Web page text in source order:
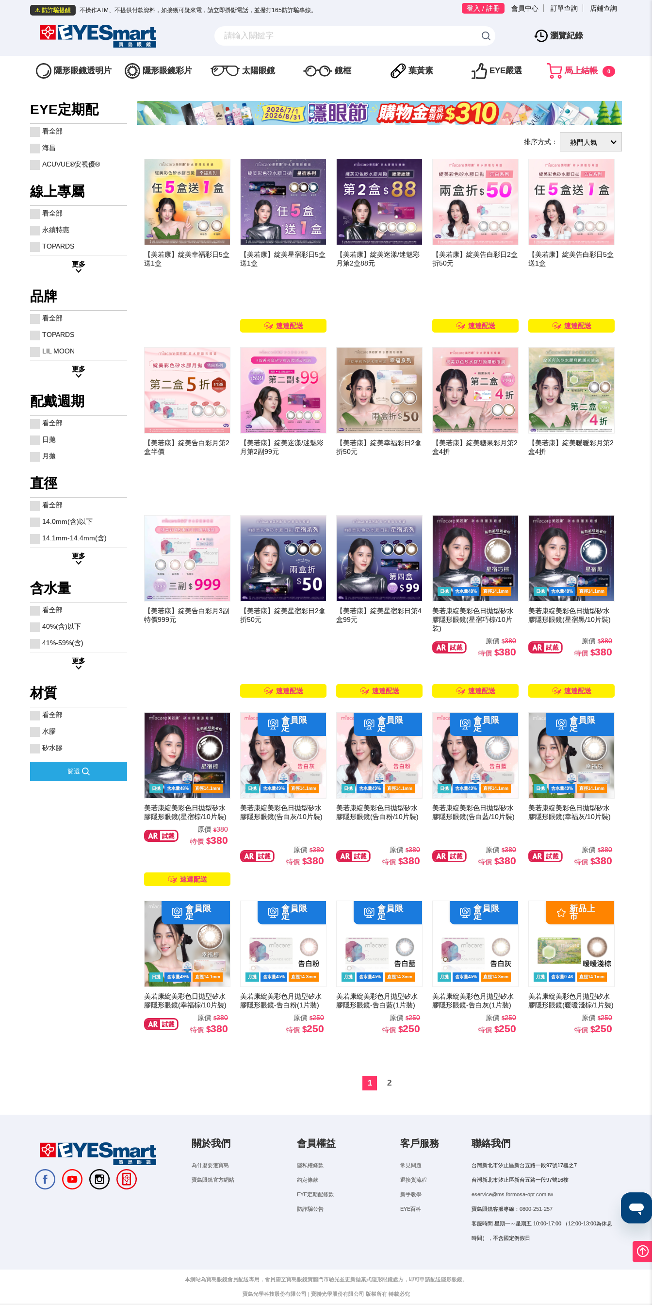
⚠️ 防詐騙提醒 不操作ATM、不提供付款資料，如接獲可疑來電，請立即掛斷電話，並撥打165防詐騙專線。 登入 / 註冊 會員中心 訂單查詢 店鋪查詢
瀏覽紀錄
隱形眼鏡透明片 隱形眼鏡彩片 太陽眼鏡 鏡框 葉黃素 EYE嚴選 馬上結帳 0
EYE定期配
看全部
海昌
ACUVUE®安視優®
線上專屬
看全部
永續特惠
TOPARDS
更多
品牌
看全部
TOPARDS
LIL MOON
更多
配戴週期
看全部
日拋
月拋
直徑
看全部
14.0mm(含)以下
14.1mm-14.4mm(含)
更多
含水量
看全部
40%(含)以下
41%-59%(含)
更多
材質
看全部
水膠
矽水膠
篩選
排序方式：
【美若康】綻美幸福彩日5盒
送1盒
【美若康】綻美星宿彩日5盒
送1盒
速達配送
【美若康】綻美迷漾/迷魅彩
月第2盒88元
【美若康】綻美告白彩日2盒
折50元
速達配送
【美若康】綻美告白彩日5盒
送1盒
速達配送
【美若康】綻美告白彩月第2
盒半價
【美若康】綻美迷漾/迷魅彩
月第2副99元
【美若康】綻美幸福彩日2盒
折50元
【美若康】綻美糖果彩月第2
盒4折
【美若康】綻美暖暖彩月第2
盒4折
【美若康】綻美告白彩月3副
特價999元
【美若康】綻美星宿彩日2盒
折50元
速達配送
【美若康】綻美星宿彩日第4
盒99元
速達配送
日拋 含水量48% 直徑14.1mm
美若康綻美彩色日拋型矽水
膠隱形眼鏡(星宿巧棕/10片
裝)
原價
380
特價
380
速達配送
日拋 含水量48% 直徑14.1mm
美若康綻美彩色日拋型矽水
膠隱形眼鏡(星宿黑/10片裝)
原價
380
特價
380
速達配送
日拋 含水量48% 直徑14.1mm
美若康綻美彩色日拋型矽水
膠隱形眼鏡(星宿棕/10片裝)
原價
380
特價
380
速達配送
日拋 含水量49% 直徑14.1mm
美若康綻美彩色日拋型矽水
膠隱形眼鏡(告白灰/10片裝)
原價
380
特價
380
日拋 含水量49% 直徑14.1mm
美若康綻美彩色日拋型矽水
膠隱形眼鏡(告白粉/10片裝)
原價
380
特價
380
日拋 含水量49% 直徑14.1mm
美若康綻美彩色日拋型矽水
膠隱形眼鏡(告白藍/10片裝)
原價
380
特價
380
日拋 含水量49% 直徑14.1mm
美若康綻美彩色日拋型矽水
膠隱形眼鏡(幸福灰/10片裝)
原價
380
特價
380
日拋 含水量49% 直徑14.1mm
美若康綻美彩色日拋型矽水
膠隱形眼鏡(幸福棕/10片裝)
原價
380
特價
380
月拋 含水量45% 直徑14.3mm
美若康綻美彩色月拋型矽水
膠隱形眼鏡-告白粉(1片裝)
原價
250
特價
250
月拋 含水量45% 直徑14.3mm
美若康綻美彩色月拋型矽水
膠隱形眼鏡-告白藍(1片裝)
原價
250
特價
250
月拋 含水量45% 直徑14.3mm
美若康綻美彩色月拋型矽水
膠隱形眼鏡-告白灰(1片裝)
原價
250
特價
250
月拋 含水量0.46 直徑14.1mm
美若康綻美彩色月拋型矽水
膠隱形眼鏡(暖暖淺棕/1片裝)
原價
250
特價
250
1 2
關於我們
為什麼要選寶島
寶島眼鏡官方網站
會員權益
隱私權條款
約定條款
EYE定期配條款
防詐騙公告
客戶服務
常見問題
退換貨流程
新手教學
EYE百科
聯絡我們
台灣新北市汐止區新台五路一段97號17樓之7
台灣新北市汐止區新台五路一段97號16樓
eservice@ms.formosa-opt.com.tw
寶島眼鏡客服專線： 0800-251-257
客服時間 星期一～星期五 10:00-17:00 （12:00-13:00為休息
時間），不含國定例假日
本網站為寶島眼鏡會員配送專用，會員需至寶島眼鏡實體門市驗光並更新拋棄式隱形眼鏡處方，即可申請配送隱形眼鏡。
寶島光學科技股份有限公司 | 寶聯光學股份有限公司 版權所有 轉載必究